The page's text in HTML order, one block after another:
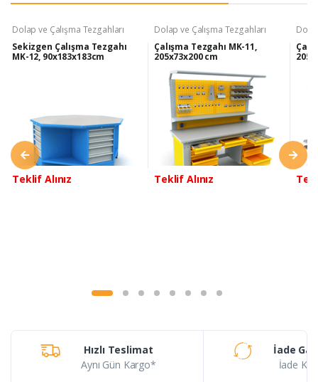
Dolap ve Çalışma Tezgahları
Sekizgen Çalışma Tezgahı
MK-12, 90x183x183cm
Teklif Alınız
Dolap ve Çalışma Tezgahları
Çalışma Tezgahı MK-11,
205x73x200 cm
Teklif Alınız
Hızlı Teslimat
Aynı Gün Kargo*
İade
İade